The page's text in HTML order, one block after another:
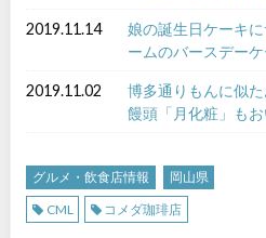
2019.11.14
娘の誕生日ケーキ
ームのバースデー
2019.11.02
博多通りもんに似
饅頭「月化粧」もお
グルメ・飲食店情報
岡山県
CML
コメダ珈琲店